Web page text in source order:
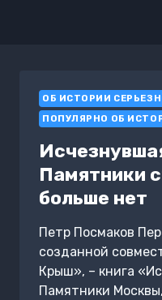
ОБ ИСТОРИИ
ПОПУЛЯРНО ОБ
Памятники
больше нет
Петр Посмаков
созданной
Крыш», – книга
Памятники